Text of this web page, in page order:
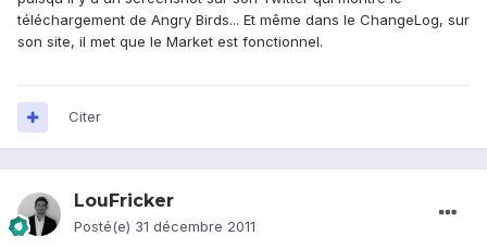
téléchargement de Angry Birds... Et même dans le ChangeLog, sur
son site, il met que le Market est fonctionnel.
Citer
LouFricker
Posté(e) 31 décembre 2011